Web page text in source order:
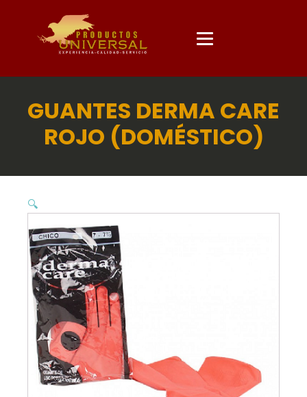
GUANTES DERMA CARE
ROJO (DOMÉSTICO)
🔍